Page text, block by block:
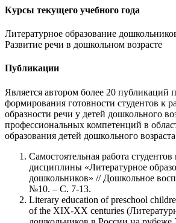
Курсы текущего учебного года
Литературное образование
Развитие речи в дошкольном возрасте
Публикации
Является автором более 20 публикаций
формирования готовности студентов к
образности речи у детей дошкольного
профессиональных компетенций в
образования детей дошкольного
Самостоятельная работа
дисциплины «Литературное
дошкольников» // Дошкольное
№10. – С. 7-13.
Literary education of preschool
of the XIX-XX centuries